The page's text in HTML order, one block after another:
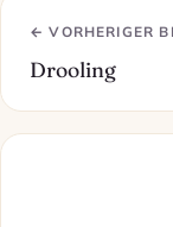
← VORHERIGER
Drooling